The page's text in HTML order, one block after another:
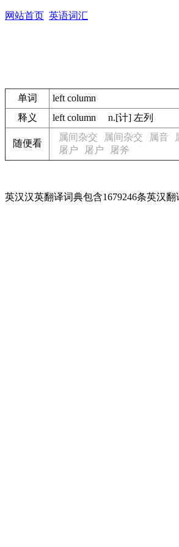
网站首页 英语词汇
单词
left column
释义
left column n.[计] 左列
随便看
属间杂交 属间杂交 属音
屠户
屠户 屠斧
英汉汉英翻译词典包含1679246条英汉